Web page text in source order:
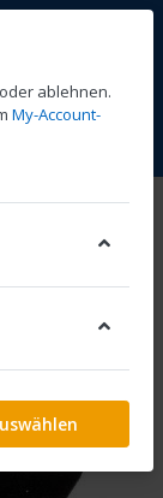
ablehnen.
My-Account-